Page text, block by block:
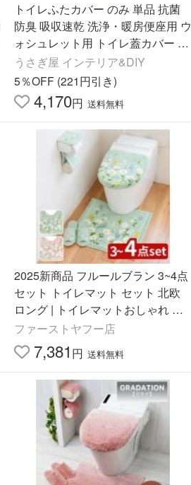
トイレふたカバー のみ 単品 抗菌
防臭 吸収速乾 洗浄・暖房便座用 ウ
ォシュレット用 トイレ蓋カバー ト
イレフタカバー おしゃれ 北欧 日本
製 45×45cm以下対応
うさぎ屋 インテリア&DIY
5％OFF (221円引き)
4,170円 送料無料
2025新商品 フルールブラン 3~4点
セット トイレマット セット 北欧
ロング | トイレマットおしゃれ お
しゃれ 花柄 日本製 洗える かわい
い マーガレット グリー
ファーストヤフー店
7,381 円 送料無料